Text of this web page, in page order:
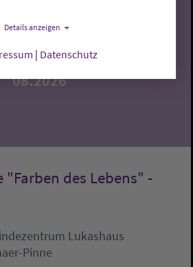
09
08.2026
"Farben des Lebens" -
Lukashaus
Pinne
Details anzeigen
| Datenschutz